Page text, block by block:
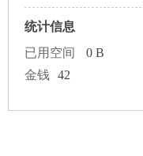
统计信息
已用空间
0 B
金钱
42